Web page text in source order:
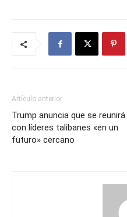
Artículo anterior
Trump anuncia que se reunirá
con líderes talibanes «en un
futuro» cercano